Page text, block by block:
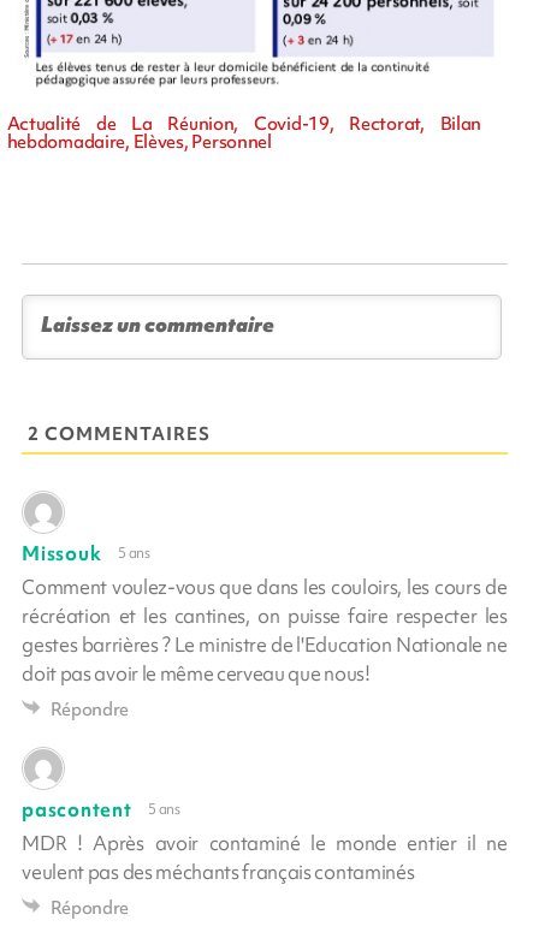
Actualité de La Réunion, Covid-19, Rectorat, Bilan
hebdomadaire, Elèves, Personnel
2 COMMENTAIRES
Missouk 5 ans
Comment voulez-vous que dans les couloirs, les cours de
récréation et les cantines, on puisse faire respecter les
gestes barrières ? Le ministre de l'Education Nationale ne
doit pas avoir le même cerveau que nous!
Répondre
pascontent 5 ans
MDR ! Après avoir contaminé le monde entier il ne
veulent pas des méchants français contaminés
Répondre